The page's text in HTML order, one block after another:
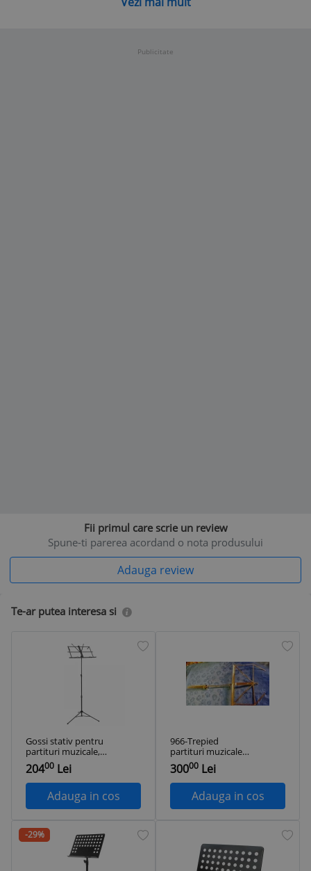
înălțimea preferată. În livrare este inclusă și o plăcuță
Publicitate
Fii primul care scrie un review
Spune-ti parerea acordand o nota produsului
Adauga review
Te-ar putea interesa si
Gossi stativ pentru
partituri muzicale,
negru, otel
20400 Lei
Adauga in cos
966-Trepied
partituri muzicale
K& M Germany usor
montabil si
demontabil.
30000 Lei
Adauga in cos
-29%